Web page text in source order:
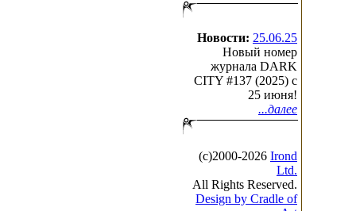
Новости: 25.06.25
Новый номер
журнала DARK
CITY #137 (2025) c
25 июня!
...далее
(с)2000-2026 Irond
Ltd.
All Rights Reserved.
Design by Cradle of